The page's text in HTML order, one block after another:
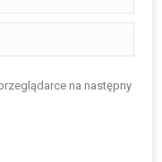
na następny